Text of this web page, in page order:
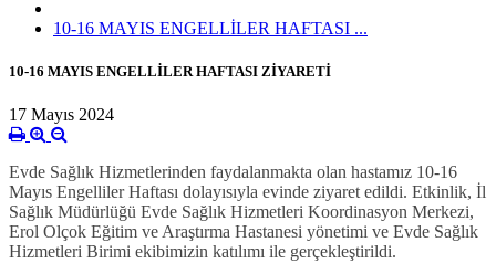
10-16 MAYIS ENGELLİLER HAFTASI ...
10-16 MAYIS ENGELLİLER HAFTASI ZİYARETİ
17 Mayıs 2024
Evde Sağlık Hizmetlerinden faydalanmakta olan hastamız 10-16
Mayıs Engelliler Haftası dolayısıyla evinde ziyaret edildi. Etkinlik, İl
Sağlık Müdürlüğü Evde Sağlık Hizmetleri Koordinasyon Merkezi,
Erol Olçok Eğitim ve Araştırma Hastanesi yönetimi ve Evde Sağlık
Hizmetleri Birimi ekibimizin katılımı ile gerçekleştirildi.